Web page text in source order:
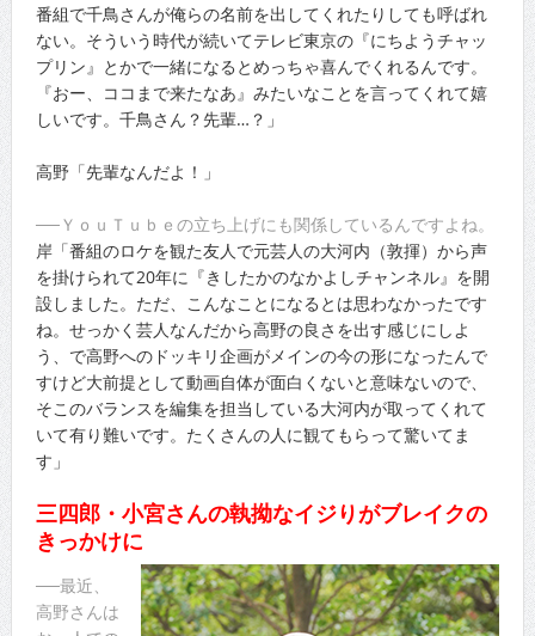
番組で千鳥さんが俺らの名前を出してくれたりしても呼ばれ
ない。そういう時代が続いてテレビ東京の『にちようチャッ
プリン』とかで一緒になるとめっちゃ喜んでくれるんです。
『おー、ココまで来たなあ』みたいなことを言ってくれて嬉
しいです。千鳥さん？先輩…？」
高野「先輩なんだよ！」
──ＹｏｕＴｕｂｅの立ち上げにも関係しているんですよね。
岸「番組のロケを観た友人で元芸人の大河内（敦揮）から声
を掛けられて20年に『きしたかのなかよしチャンネル』を開
設しました。ただ、こんなことになるとは思わなかったです
ね。せっかく芸人なんだから高野の良さを出す感じにしよ
う、で高野へのドッキリ企画がメインの今の形になったんで
すけど大前提として動画自体が面白くないと意味ないので、
そこのバランスを編集を担当している大河内が取ってくれて
いて有り難いです。たくさんの人に観てもらって驚いてま
す」
三四郎・小宮さんの執拗なイジりがブレイクの
きっかけに
──最近、
高野さんは